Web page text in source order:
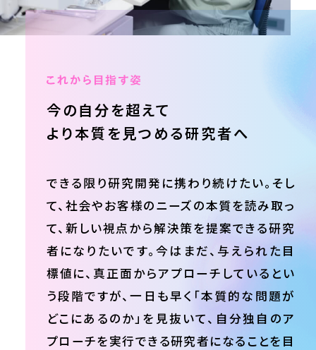
今の自分を超えて
より本質を見つめる研究者へ
できる限り研究開発に携わり続けたい。そし
て、社会やお客様のニーズの本質を読み取っ
て、新しい視点から解決策を提案できる研究
者になりたいです。今はまだ、与えられた目
標値に、真正面からアプローチしているとい
う段階ですが、一日も早く「本質的な問題が
どこにあるのか」を見抜いて、自分独自のア
プローチを実行できる研究者になることを目